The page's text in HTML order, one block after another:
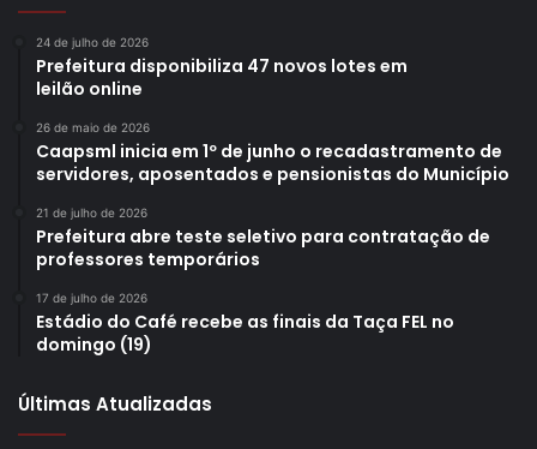
24 de julho de 2026
Prefeitura disponibiliza 47 novos lotes em
leilão online
26 de maio de 2026
Caapsml inicia em 1º de junho o recadastramento de
servidores, aposentados e pensionistas do Município
21 de julho de 2026
Prefeitura abre teste seletivo para contratação de
professores temporários
17 de julho de 2026
Estádio do Café recebe as finais da Taça FEL no
domingo (19)
Últimas Atualizadas